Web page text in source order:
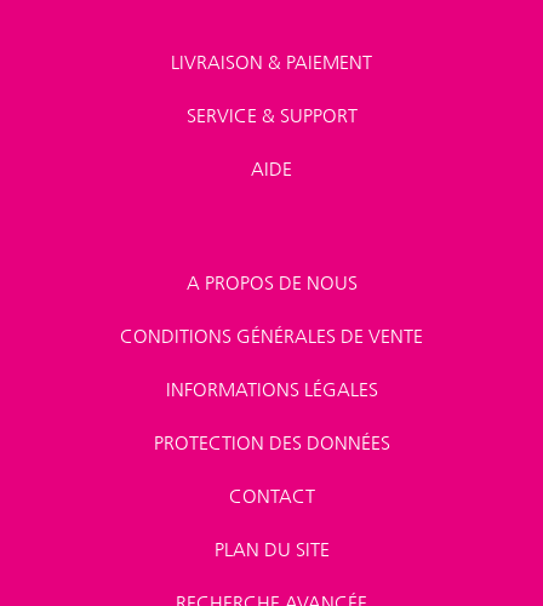
LIVRAISON & PAIEMENT
SERVICE & SUPPORT
AIDE
A PROPOS DE NOUS
CONDITIONS GÉNÉRALES DE VENTE
INFORMATIONS LÉGALES
PROTECTION DES DONNÉES
CONTACT
PLAN DU SITE